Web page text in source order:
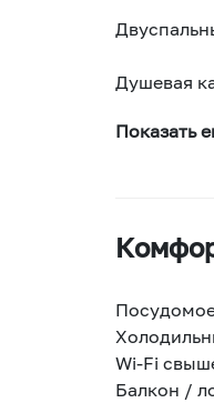
Душевая
Показать
Wi-Fi
Балкон /